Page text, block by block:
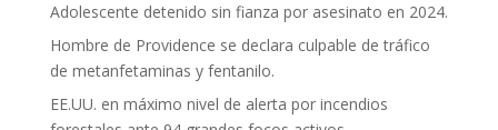
Adolescente detenido sin fianza por asesinato en 2024.
Hombre de Providence se declara culpable de tráfico
de metanfetaminas y fentanilo.
EE.UU. en máximo nivel de alerta por incendios